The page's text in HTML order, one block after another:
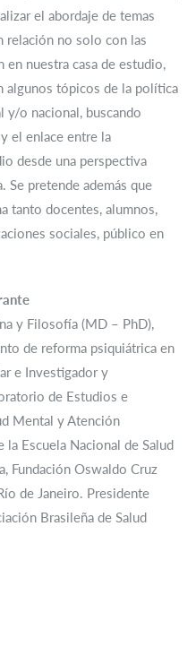
el abordaje de temas
relación no solo con las
en nuestra casa de estudio,
algunos tópicos de la política
y/o nacional, buscando
el enlace entre la
desde una perspectiva
Se pretende además que
tanto docentes, alumnos,
sociales, público en
y Filosofía (MD – PhD),
de reforma psiquiátrica en
e Investigador y
de Estudios e
Mental y Atención
la Escuela Nacional de Salud
Fundación Oswaldo Cruz
de Janeiro. Presidente
Brasileña de Salud